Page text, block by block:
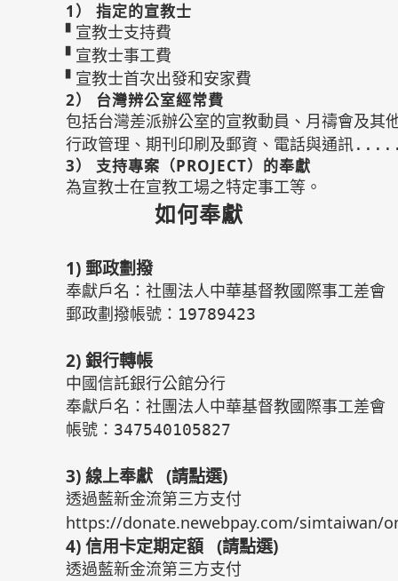
1） 指定的宣教士
▘宣教士支持費
▘宣教士事工費
▘宣教士首次出發和安家費
2） 台灣辨公室經常費
包括台灣差派辦公室的宣教動員、月禱會及其
行政管理、期刊印刷及郵資、電話與通訊
3） 支持專案（PROJECT）的奉獻
為宣教士在宣教工場之特定事工等。
如何奉獻
1) 郵政劃撥
奉獻戶名：社團法人中華基督教國際事工差會
郵政劃撥帳號： 19789423
2) 銀行轉帳
中國信託銀行公館分行
奉獻戶名：社團法人中華基督教國際事工差會
帳號 ：347540105827
3)線上奉獻 (請點選)
https://donate.newebpay.com/simtaiwan/
4)信用卡定期定額 (請點選)